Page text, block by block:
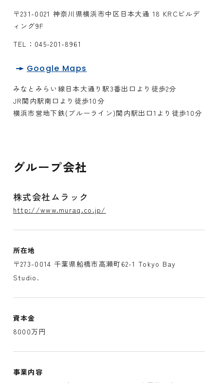
〒231-0021 神奈川県横浜市中区日本大通 18 KRCビルデ
ィング9F
TEL： 045-201-8961
Google Maps
みなとみらい線日本大通り駅3番出口より徒歩2分
JR関内駅南口より徒歩10分
横浜市営地下鉄(ブルーライン)関内駅出口1より徒歩10分
グループ会社
株式会社ムラック
http://www.muraq.co.jp/
所在地
〒273-0014 千葉県船橋市高瀬町62-1 Tokyo Bay
Studio.
資本金
8000万円
事業内容